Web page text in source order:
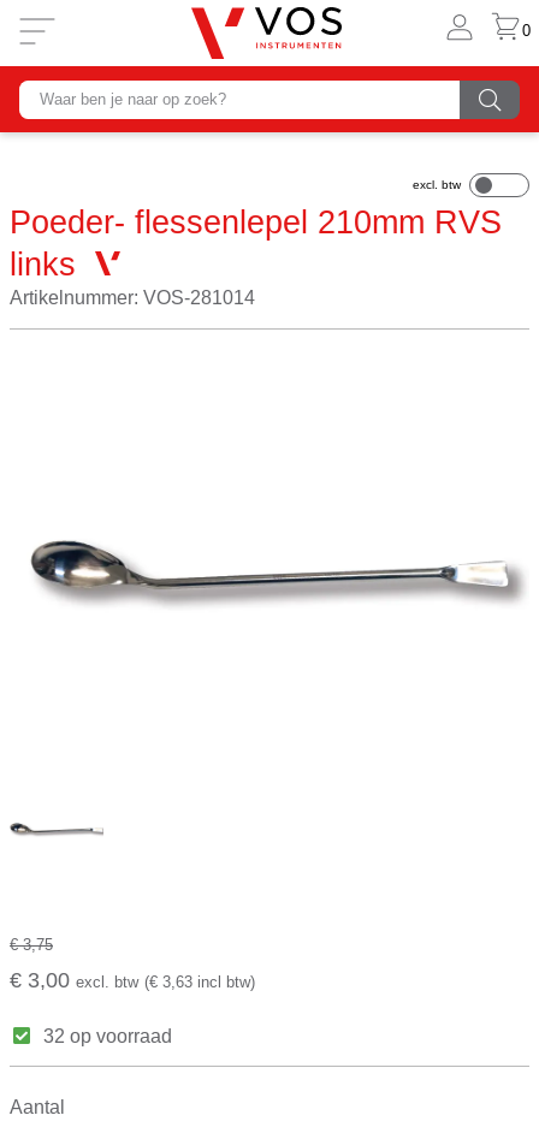
0
Poeder- flessenlepel 210mm RVS
links
Artikelnummer: VOS-281014
€ 3,75
€ 3,00 excl. btw (€ 3,63 incl btw)
32 op voorraad
Aantal